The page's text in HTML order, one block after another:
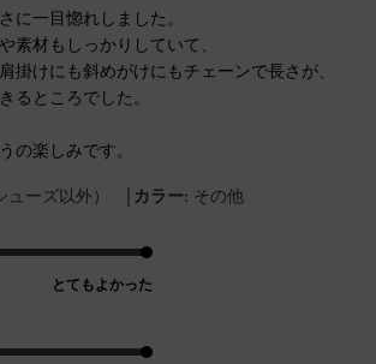
に一目惚れしました。
素材もしっかりしていて、
掛けにも斜めがけにもチェーンで長さが、
るところでした。
の楽しみです。
ーズ以外） | カラー: その他
とてもよかった